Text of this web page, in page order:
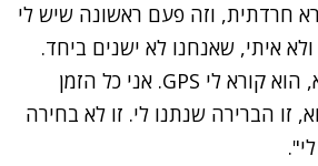
חרדתית, וזה פעם ראשונה שיש לי
הוא קורא לי
GPS. אני כל הזמן
זו הברירה שנתנו לי. זו לא בחירה